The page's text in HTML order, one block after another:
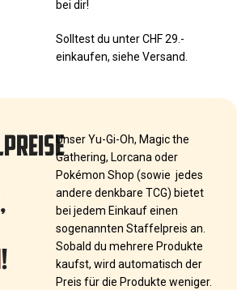
bei dir!
Solltest du unter CHF 29.-
einkaufen, siehe Versand.
!
Unser Yu-Gi-Oh, Magic the
Gathering, Lorcana oder
Pokémon Shop (sowie jedes
andere denkbare TCG) bietet
bei jedem Einkauf einen
sogenannten Staffelpreis an.
Sobald du mehrere Produkte
kaufst, wird automatisch der
Preis für die Produkte weniger.